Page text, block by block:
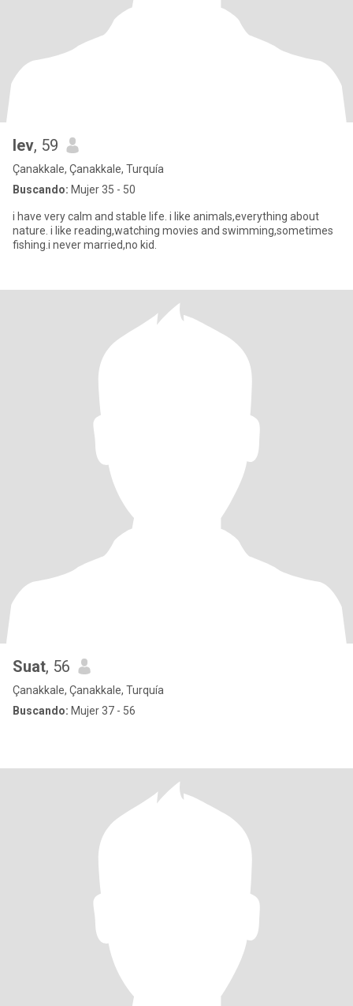
lev, 59
Çanakkale, Çanakkale, Turquía
Buscando: Mujer 35 - 50
i have very calm and stable life. i like animals,everything about
nature. i like reading,watching movies and swimming,sometimes
fishing.i never married,no kid.
Suat, 56
Çanakkale, Çanakkale, Turquía
Buscando: Mujer 37 - 56